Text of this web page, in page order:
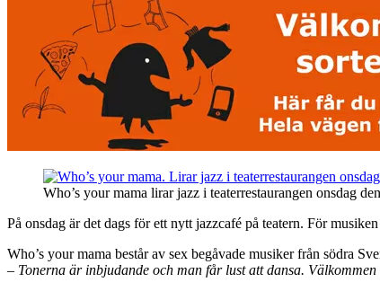
Who’s your mama lirar jazz i teaterrestaurangen onsdag
På onsdag är det dags för ett nytt jazzcafé på teatern. För
Who’s your mama består av sex begåvade musiker från södra
– Tonerna är inbjudande och man får lust att dansa.